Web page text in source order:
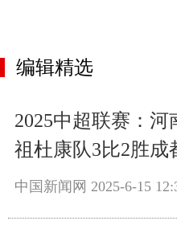
编辑精选
2025中超联赛：河
祖杜康队3比2胜成
中国新闻网 2025-6-15